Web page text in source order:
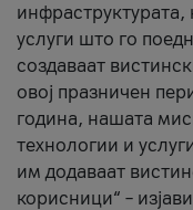
инфраструктурата,
услуги што го
создаваат
овој празничен
година, нашата
технологии и
им додаваат
корисници“ –